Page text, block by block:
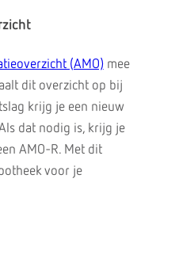
(AMO)mee
dit overzicht op bij
krijg je een nieuw
dat nodig is, krijg je
AMO-R. Met dit
voor je